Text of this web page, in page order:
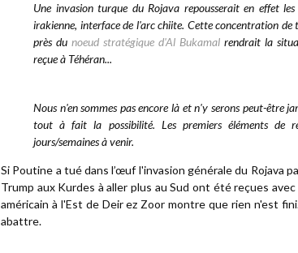
Une invasion turque du Rojava repousserait en effet
irakienne, interface de l'arc chiite. Cette concentration de
près du noeud stratégique d'Al Bukamalrendrait la
reçue à Téhéran...
Nous n'en sommes pas encore là et n'y serons peut-être
tout à fait la possibilité. Les premiers éléments de
jours/semaines à venir.
Si Poutine a tué dans l’œuf l'invasion générale du Rojava
Trump aux Kurdes à aller plus au Sud ont été reçues
américain à l'Est de Deir ez Zoor montre que rien n'est
abattre.